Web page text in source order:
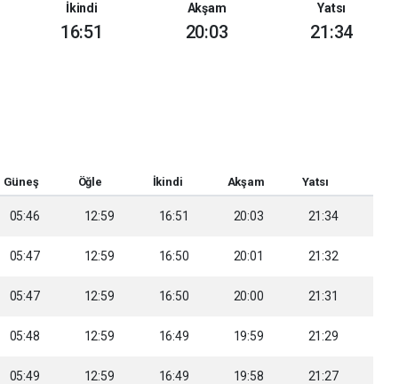
İkindi
16:51
Akşam
20:03
Yatsı
21:34
Güneş Öğle İkindi Akşam Yatsı
05:46 12:59 16:51 20:03 21:34
05:47 12:59 16:50 20:01 21:32
05:47 12:59 16:50 20:00 21:31
05:48 12:59 16:49 19:59 21:29
05:49 12:59 16:49 19:58 21:27